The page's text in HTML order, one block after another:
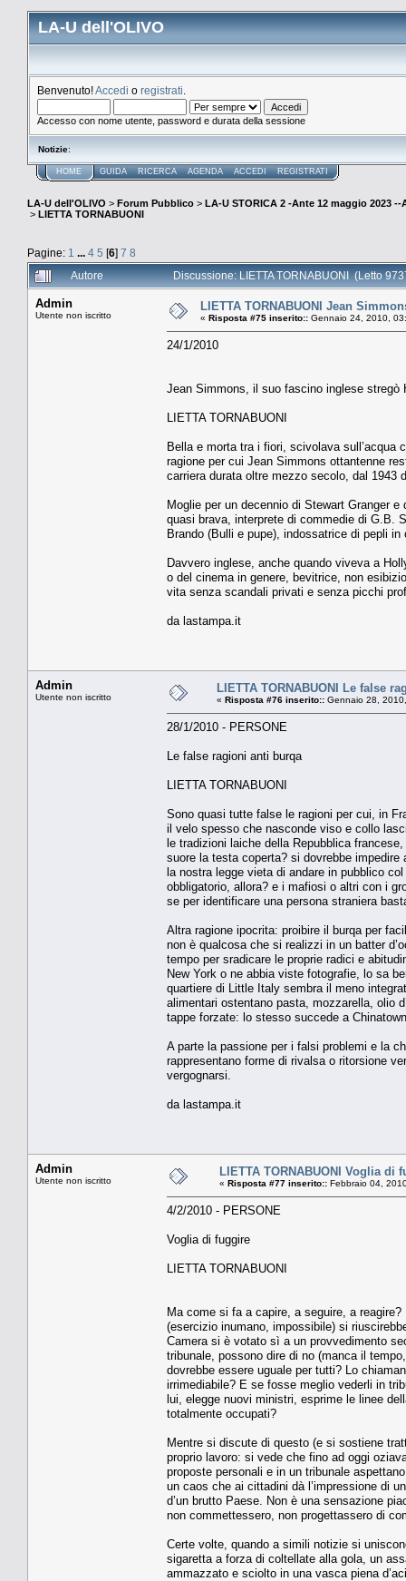
LA-U dell'OLIVO
Benvenuto!Accedi o registrati
Accesso con nome utente, password e durata della sessione
Notizie:
HOME GUIDA RICERCA AGENDA ACCEDI REGISTRATI
LA-U dell'OLIVO > Forum Pubblico > LA-U STORICA 2 -Ante 12 maggio 2023 --
> LIETTA TORNABUONI
Pagine: 1 ... 4 5 [6] 7 8
Autore
Discussione: LIETTA TORNABUONI (Letto
Admin
Utente non iscritto
LIETTA TORNABUONI Jean
« Risposta #75 inserito:: Gennaio 24, 2010,
24/1/2010
Jean Simmons, il suo fascino inglese stregò
LIETTA TORNABUONI
Bella e morta tra i fiori, scivolava sull’acqua
ragione per cui Jean Simmons ottantenne
carriera durata oltre mezzo secolo, dal 1943
Moglie per un decennio di Stewart Granger
quasi brava, interprete di commedie di G.B.
Brando (Bulli e pupe), indossatrice di pepli
Davvero inglese, anche quando viveva a
o del cinema in genere, bevitrice, non
vita senza scandali privati e senza picchi
da lastampa.it
Admin
Utente non iscritto
LIETTA TORNABUONI Le false
« Risposta #76 inserito:: Gennaio 28,
28/1/2010 - PERSONE
Le false ragioni anti burqa
LIETTA TORNABUONI
Sono quasi tutte false le ragioni per cui, in
il velo spesso che nasconde viso e collo
le tradizioni laiche della Repubblica
suore la testa coperta? si dovrebbe
la nostra legge vieta di andare in pubblico
obbligatorio, allora? e i mafiosi o altri con i
se per identificare una persona straniera
Altra ragione ipocrita: proibire il burqa per
non è qualcosa che si realizzi in un batter
tempo per sradicare le proprie radici e
New York o ne abbia viste fotografie, lo sa
quartiere di Little Italy sembra il meno
alimentari ostentano pasta, mozzarella, olio
tappe forzate: lo stesso succede a
A parte la passione per i falsi problemi e la
rappresentano forme di rivalsa o ritorsione
vergognarsi.
da lastampa.it
Admin
Utente non iscritto
LIETTA TORNABUONI Voglia di
« Risposta #77 inserito:: Febbraio 04,
4/2/2010 - PERSONE
Voglia di fuggire
LIETTA TORNABUONI
Ma come si fa a capire, a seguire, a
(esercizio inumano, impossibile) si
Camera si è votato sì a un provvedimento
tribunale, possono dire di no (manca il
dovrebbe essere uguale per tutti? Lo
irrimediabile? E se fosse meglio vederli in
lui, elegge nuovi ministri, esprime le linee
totalmente occupati?
Mentre si discute di questo (e si sostiene
proprio lavoro: si vede che fino ad oggi
proposte personali e in un tribunale
un caos che ai cittadini dà l’impressione di
d’un brutto Paese. Non è una sensazione
non commettessero, non progettassero di
Certe volte, quando a simili notizie si
sigaretta a forza di coltellate alla gola, un
ammazzato e sciolto in una vasca piena